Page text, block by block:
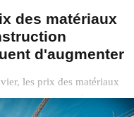
des matériaux
d'augmenter
les prix des matériaux
ont augmenté en